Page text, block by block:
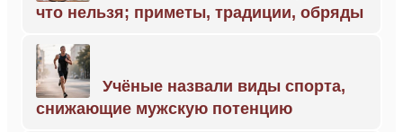
что нельзя; приметы, традиции, обряды
Учёные назвали виды спорта,
снижающие мужскую потенцию